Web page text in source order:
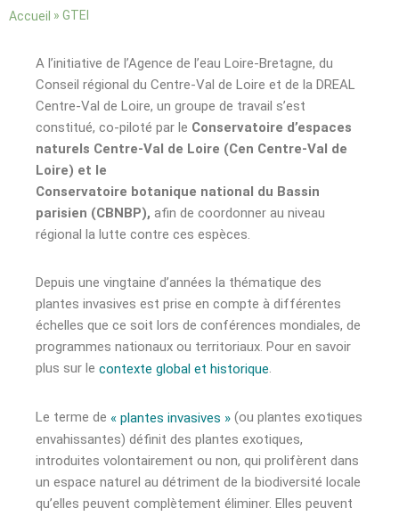
Accueil » GTEI
A l’initiative de l’Agence de l’eau Loire-Bretagne, du
Conseil régional du Centre-Val de Loire et de la DREAL
Centre-Val de Loire, un groupe de travail s’est
constitué, co-piloté par le Conservatoire d’espaces
naturels Centre-Val de Loire (Cen Centre-Val de
Loire) et le
Conservatoire botanique national du Bassin
parisien (CBNBP), afin de coordonner au niveau
régional la lutte contre ces espèces.
Depuis une vingtaine d’années la thématique des
plantes invasives est prise en compte à différentes
échelles que ce soit lors de conférences mondiales, de
programmes nationaux ou territoriaux. Pour en savoir
plus sur le contexte global et historique.
Le terme de « plantes invasives » (ou plantes exotiques
envahissantes) définit des plantes exotiques,
introduites volontairement ou non, qui prolifèrent dans
un espace naturel au détriment de la biodiversité locale
qu’elles peuvent complètement éliminer. Elles peuvent